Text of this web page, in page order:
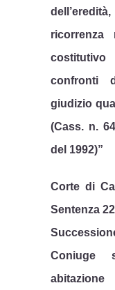
ricorrenza
confronti
giudizio
(Cass. n.
del 1992)”
Corte di
Sentenza
Coniuge